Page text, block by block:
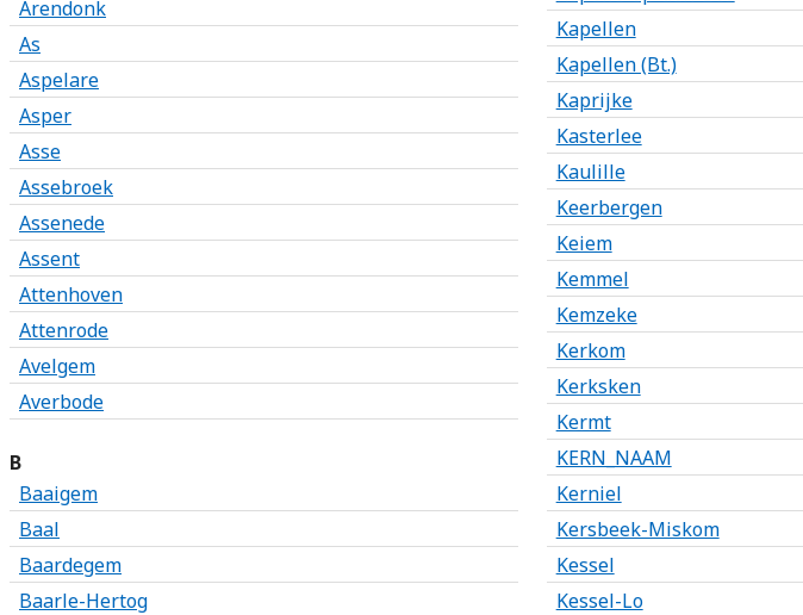
Arendonk
As
Aspelare
Asper
Asse
Assebroek
Assenede
Assent
Attenhoven
Attenrode
Avelgem
Averbode
B
Baaigem
Baal
Baardegem
Baarle-Hertog
Kapellen
Kapellen (Bt.)
Kaprijke
Kasterlee
Kaulille
Keerbergen
Keiem
Kemmel
Kemzeke
Kerkom
Kerksken
Kermt
KERN_NAAM
Kerniel
Kersbeek-Miskom
Kessel
Kessel-Lo